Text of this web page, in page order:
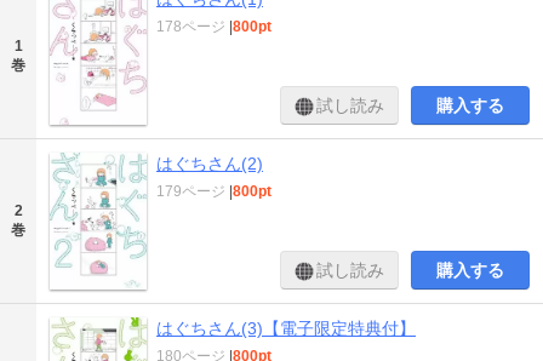
1
巻
178ページ 800pt
試し読み 購入する
2
巻
はぐちさん(2)
179ページ 800pt
試し読み 購入する
はぐちさん(3)【電子限定特典付】
180ページ 800pt